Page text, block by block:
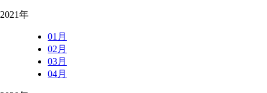
2021年
01月
02月
03月
04月